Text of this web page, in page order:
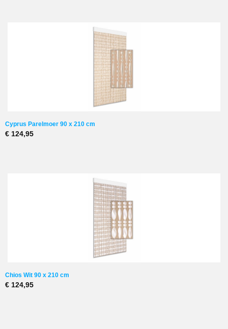
Cyprus Parelmoer 90 x 210 cm
€ 124,95
Chios Wit 90 x 210 cm
€ 124,95